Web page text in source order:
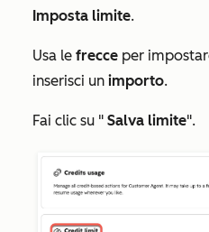
Imposta limite.
Usa le frecce per
inserisci un importo.
Fai clic su " Salva limite".